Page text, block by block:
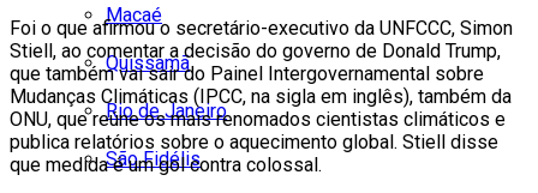
Macaé
Quissamã
Rio de Janeiro
São Fidélis
Foi o que afirmou o secretário-executivo da UNFCCC, Simon
Stiell, ao comentar a decisão do governo de Donald Trump,
que também vai sair do Painel Intergovernamental sobre
Mudanças Climáticas (IPCC, na sigla em inglês), também da
ONU, que reúne os mais renomados cientistas climáticos e
publica relatórios sobre o aquecimento global. Stiell disse
que medida é um gol contra colossal.